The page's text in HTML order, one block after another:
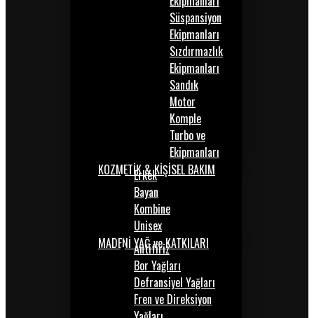
Süspansiyon
Ekipmanları
Sızdırmazlık
Ekipmanları
Sandık
Motor
Komple
Turbo ve
Ekipmanları
KOZMETİK & KİŞİSEL BAKIM
Erkek
Bayan
Kombine
Unisex
MADENİ YAĞ ve KATKILARI
Antifiriz
Bor Yağları
Defransiyel Yağları
Fren ve Direksiyon